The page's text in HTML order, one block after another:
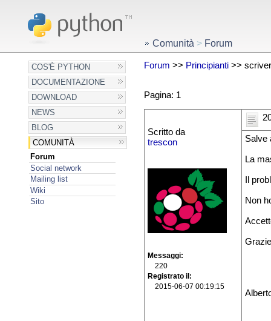
COS'È PYTHON
DOCUMENTAZIONE
DOWNLOAD
NEWS
BLOG
COMUNITÀ
Forum
Social network
Mailing list
Wiki
Sito
Comunità > Forum
Forum >> Principianti>>
Pagina: 1
Scritto da
trescon
Messaggi
220
Registrato il
2015-06-07 00:19:15
Salve
La
Il
Non
Grazie